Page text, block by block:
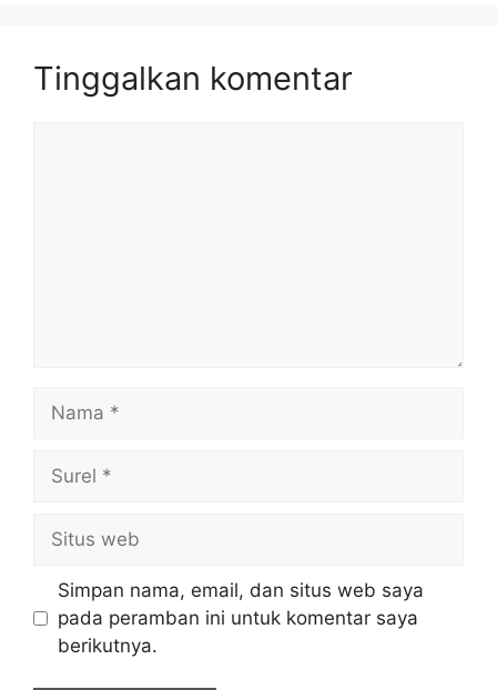
Tinggalkan komentar
web
Simpan nama, email, dan situs web saya
pada peramban ini untuk komentar saya
berikutnya.